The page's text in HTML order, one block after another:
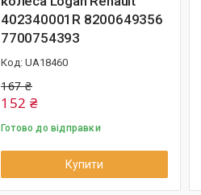
402340001R 8200649356
7700754393
UA18460
167 ₴
152 ₴
Готово до відправки
Купити